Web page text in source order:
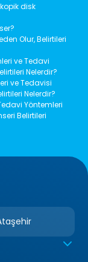
disk
Olur, Belirtileri
ve Tedavi
Nelerdir?
ve Tedavisi
Nelerdir?
Yöntemleri
Belirtileri